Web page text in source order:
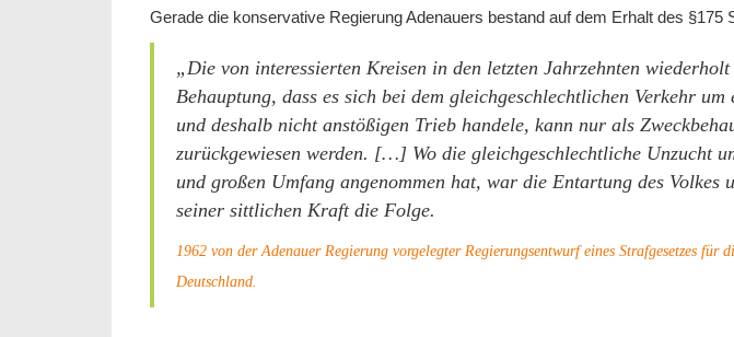
Gerade die konservative Regierung Adenauers bestand auf dem Erhalt des §175
„Die von interessierten Kreisen in den letzten Jahrzehnten
Behauptung, dass es sich bei dem gleichgeschlechtlichen Verkehr
und deshalb nicht anstößigen Trieb handele, kann nur als
zurückgewiesen werden. […] Wo die gleichgeschlechtliche Unzucht
und großen Umfang angenommen hat, war die Entartung des Volkes
seiner sittlichen Kraft die Folge.
1962 von der Adenauer Regierung vorgelegter Regierungsentwurf eines Strafgesetzes für
Deutschland.